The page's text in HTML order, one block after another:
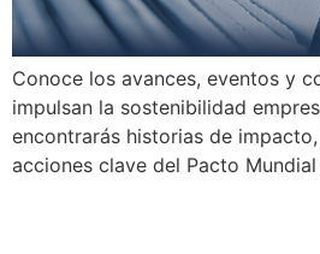
Conoce los avances, eventos y
impulsan la sostenibilidad
encontrarás historias de
acciones clave del Pacto